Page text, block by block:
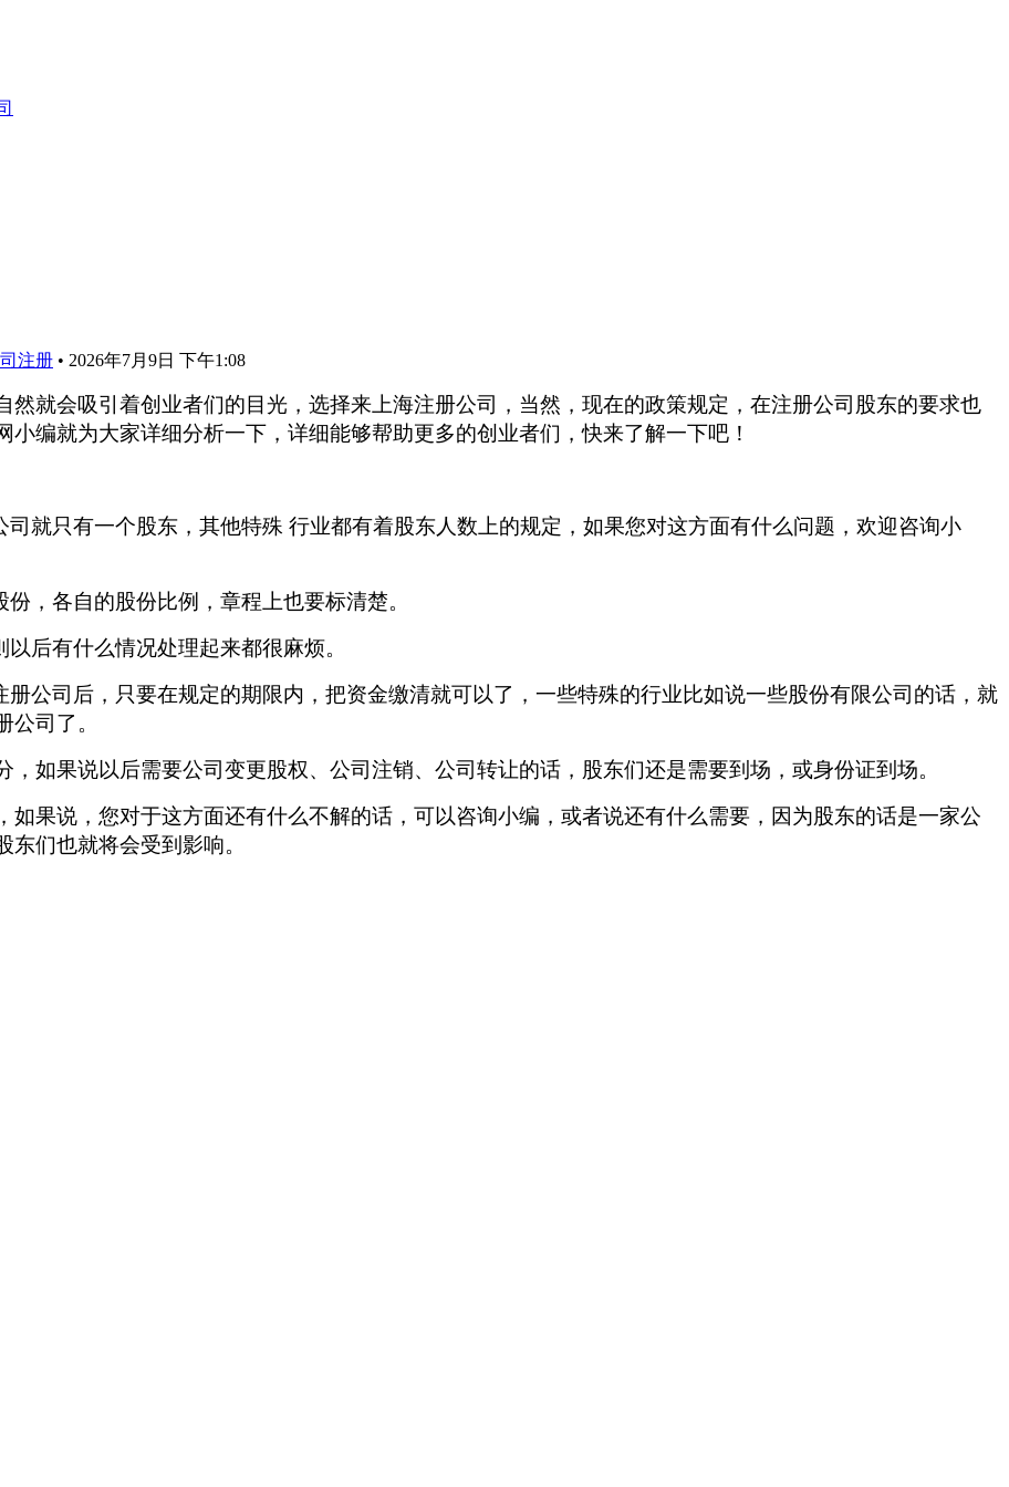
注册 • 2026年7月9日 下午1:08
就会吸引着创业者们的目光，选择来上海注册公司，当然，现在的政策规定，在注册公司股东的要求也
编就为大家详细分析一下，详细能够帮助更多的创业者们，快来了解一下吧！
就只有一个股东，其他特殊 行业都有着股东人数上的规定，如果您对这方面有什么问题，欢迎咨询小
，各自的股份比例，章程上也要标清楚。
后有什么情况处理起来都很麻烦。
公司后，只要在规定的期限内，把资金缴清就可以了，一些特殊的行业比如说一些股份有限公司的话，就
司了。
如果说以后需要公司变更股权、公司注销、公司转让的话，股东们还是需要到场，或身份证到场。
果说，您对于这方面还有什么不解的话，可以咨询小编，或者说还有什么需要，因为股东的话是一家公
们也就将会受到影响。